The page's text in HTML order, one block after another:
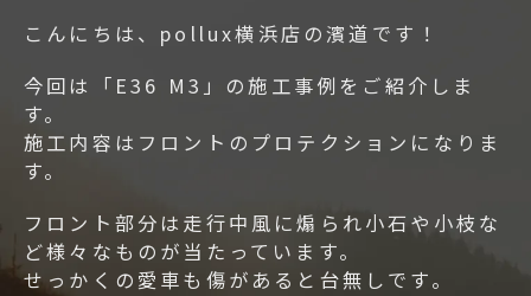
こんにちは、pollux横浜店の濱道です！
今回は「E36 M3」の施工事例をご紹介しま
す。
施工内容はフロントのプロテクションになりま
す。
フロント部分は走行中風に煽られ小石や小枝な
ど様々なものが当たっています。
せっかくの愛車も傷があると台無しです。